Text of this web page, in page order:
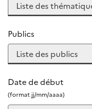
Publics
Date de début
(format jj/mm/aaaa)